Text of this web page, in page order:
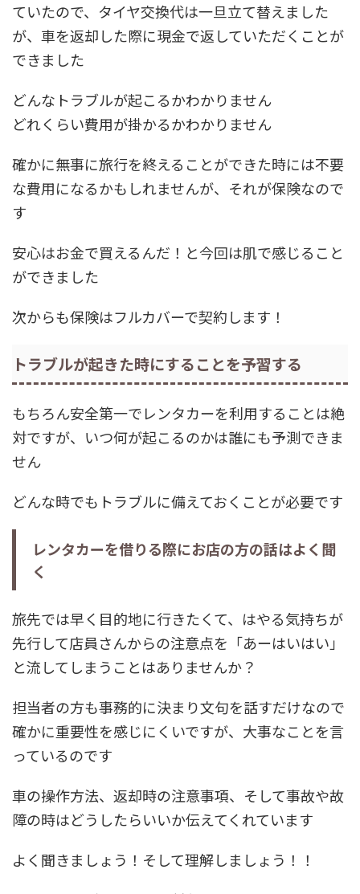
ていたので、タイヤ交換代は一旦立て替えました
が、車を返却した際に現金で返していただくことが
できました
どんなトラブルが起こるかわかりません
どれくらい費用が掛かるかわかりません
確かに無事に旅行を終えることができた時には不要
な費用になるかもしれませんが、それが保険なので
す
安心はお金で買えるんだ！と今回は肌で感じること
ができました
次からも保険はフルカバーで契約します！
トラブルが起きた時にすることを予習する
もちろん安全第一でレンタカーを利用することは絶
対ですが、いつ何が起こるのかは誰にも予測できま
せん
どんな時でもトラブルに備えておくことが必要です
レンタカーを借りる際にお店の方の話はよく聞
く
旅先では早く目的地に行きたくて、はやる気持ちが
先行して店員さんからの注意点を「あーはいはい」
と流してしまうことはありませんか？
担当者の方も事務的に決まり文句を話すだけなので
確かに重要性を感じにくいですが、大事なことを言
っているのです
車の操作方法、返却時の注意事項、そして事故や故
障の時はどうしたらいいか伝えてくれています
よく聞きましょう！そして理解しましょう！！